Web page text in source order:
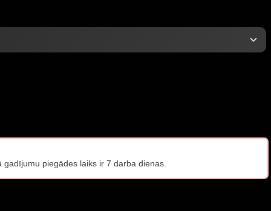
gadījumu piegādes laiks ir 7 darba dienas.